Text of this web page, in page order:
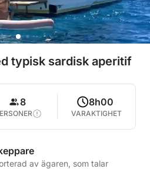
typisk sardisk aperitif
8 8h00
VARAKTIGHET
av ägaren, som talar